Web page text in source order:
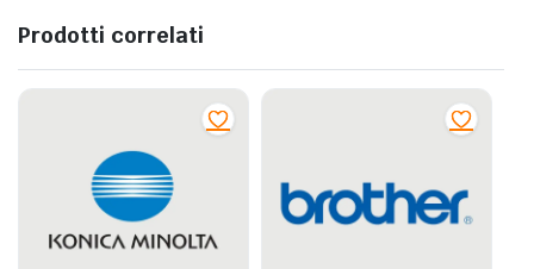
Prodotti correlati